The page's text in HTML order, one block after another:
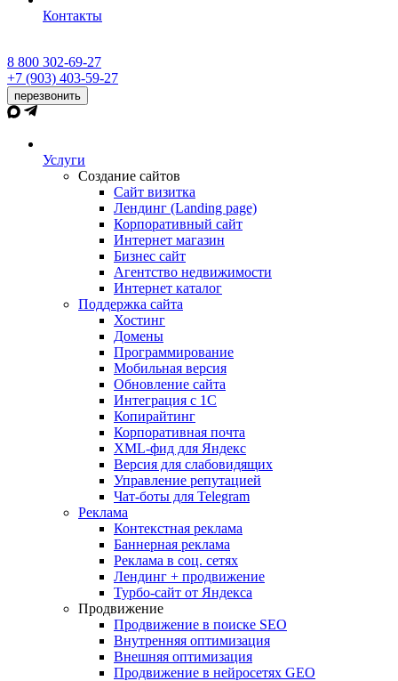
Контакты
8 800 302-69-27
+7 (903) 403-59-27
перезвонить
Услуги
Создание сайтов
Сайт визитка
Лендинг (Landing page)
Корпоративный сайт
Интернет магазин
Бизнес сайт
Агентство недвижимости
Интернет каталог
Поддержка сайта
Хостинг
Домены
Программирование
Мобильная версия
Обновление сайта
Интеграция с 1С
Копирайтинг
Корпоративная почта
XML-фид для Яндекс
Версия для слабовидящих
Управление репутацией
Чат-боты для Telegram
Реклама
Контекстная реклама
Баннерная реклама
Реклама в соц. сетях
Лендинг + продвижение
Турбо-сайт от Яндекса
Продвижение
Продвижение в поиске SEO
Внутренняя оптимизация
Внешняя оптимизация
Продвижение в нейросетях GEO